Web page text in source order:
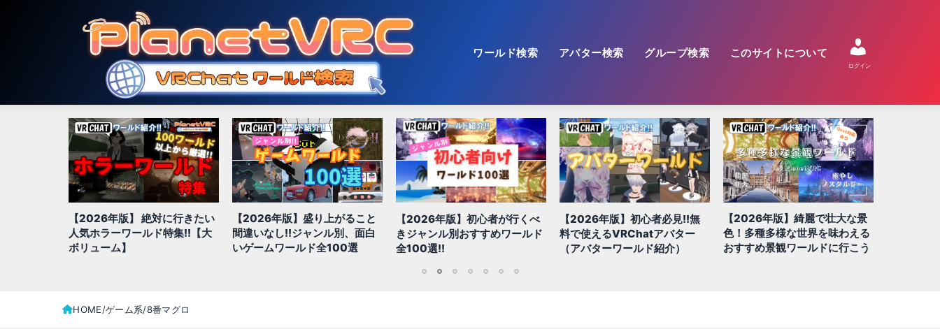
ワールド検索 アバター検索 グループ検索 このサイトについて
ログイン
【2026年版】盛り上がること
間違いなし!!ジャンル別、面白
いゲームワールド全100選
【2026年版】初心者が行くべ
きジャンル別おすすめワールド
全100選!!
【2026年版】初心者必見!!無
料で使えるVRChatアバター
（アバターワールド紹介）
【2026年版】綺麗で壮大な景
色！多種多様な世界を味わえる
おすすめ景観ワールドに行こう
【2026年版】絶対に行きたい
QUEST/スマホ対応ワールド 全
100選!!
HOME ゲーム系 8番マグロ